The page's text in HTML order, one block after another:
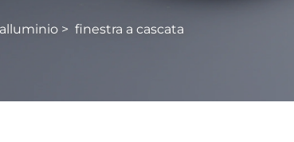
> finestra a cascata